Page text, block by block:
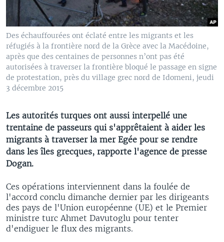
Des échauffourées ont éclaté entre les migrants et les
réfugiés à la frontière nord de la Grèce avec la Macédoine,
après que des centaines de personnes n’ont pas été
autorisées à traverser la frontière bloqué le passage en signe
de protestation, près du village grec nord de Idomeni, jeudi
3 décembre 2015
Les autorités turques ont aussi interpellé une
trentaine de passeurs qui s'apprêtaient à aider les
migrants à traverser la mer Egée pour se rendre
dans les îles grecques, rapporte l'agence de presse
Dogan.
Ces opérations interviennent dans la foulée de
l'accord conclu dimanche dernier par les dirigeants
des pays de l'Union européenne (UE) et le Premier
ministre turc Ahmet Davutoglu pour tenter
d'endiguer le flux des migrants.